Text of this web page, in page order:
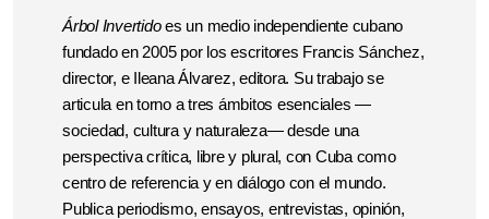
Árbol Invertidoes un medio independiente cubano
fundado en 2005 por los escritores Francis Sánchez,
director, e Ileana Álvarez, editora. Su trabajo se
articula en torno a tres ámbitos esenciales —
sociedad, cultura y naturaleza— desde una
perspectiva crítica, libre y plural, con Cuba como
centro de referencia y en diálogo con el mundo.
Publica periodismo, ensayos, entrevistas, opinión,